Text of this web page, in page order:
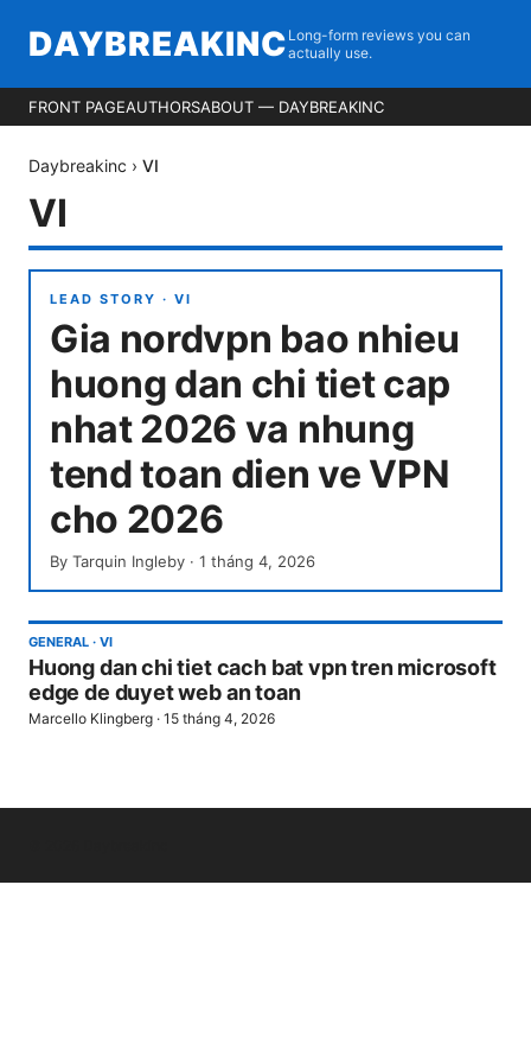
DAYBREAKINC Long-form reviews you can
actually use.
FRONT PAGEAUTHORSABOUT — DAYBREAKINC
Daybreakinc › VI
VI
LEAD STORY · VI
Gia nordvpn bao nhieu
huong dan chi tiet cap
nhat 2026 va nhung
tend toan dien ve VPN
cho 2026
By Tarquin Ingleby · 1 tháng 4, 2026
GENERAL · VI
Huong dan chi tiet cach bat vpn tren microsoft
edge de duyet web an toan
Marcello Klingberg · 15 tháng 4, 2026